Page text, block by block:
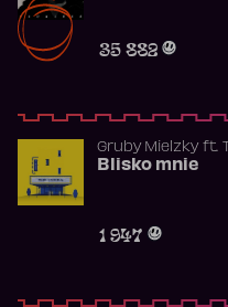
35 882
Gruby Mielzkyft.
Blisko mnie
1 947